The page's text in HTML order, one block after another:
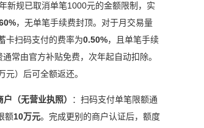
新规已取消单笔1000元的金额限制，实
，无单笔手续费封顶。对于月交易量
卡扫码支付的费率为0.50%，且单笔手续
常由官方补贴免费，次年起自动扣除。
）后可全额返还。
（无营业执照）
：扫码支付单笔限额通
额10万元。完成更别的商户认证后，额度